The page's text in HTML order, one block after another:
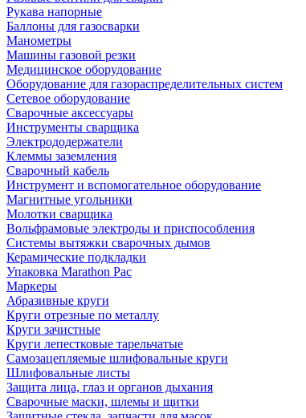
Рукава напорные
Баллоны для газосварки
Манометры
Машины газовой резки
Медицинское оборудование
Оборудование для газораспределительных систем
Сетевое оборудование
Сварочные аксессуары
Инструменты сварщика
Электрододержатели
Клеммы заземления
Сварочный кабель
Инструмент и вспомогательное оборудование
Магнитные угольники
Молотки сварщика
Вольфрамовые электроды и приспособления
Системы вытяжки сварочных дымов
Керамические подкладки
Упаковка Marathon Pac
Маркеры
Абразивные круги
Круги отрезные по металлу
Круги зачистные
Круги лепестковые тарельчатые
Самозацепляемые шлифовальные круги
Шлифовальные листы
Защита лица, глаз и органов дыхания
Сварочные маски, шлемы и щитки